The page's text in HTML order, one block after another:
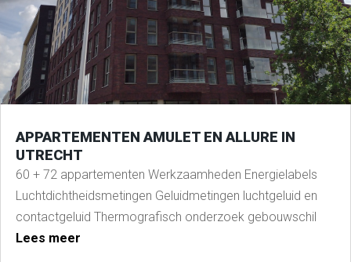
APPARTEMENTEN AMULET EN ALLURE IN
UTRECHT
60 + 72 appartementen Werkzaamheden Energielabels
Luchtdichtheidsmetingen Geluidmetingen luchtgeluid en
contactgeluid Thermografisch onderzoek gebouwschil
Lees meer